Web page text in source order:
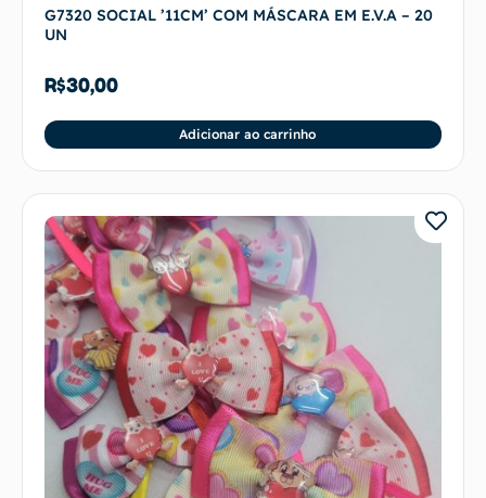
G7320 SOCIAL ’11CM’ COM MÁSCARA EM E.V.A – 20
UN
R$30,00
Adicionar ao carrinho